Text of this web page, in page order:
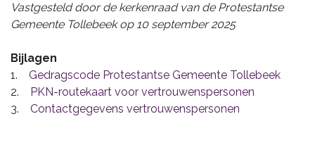
Vastgesteld door de kerkenraad van de Protestantse
Gemeente Tollebeek op 10 september 2025
Bijlagen
1. Gedragscode Protestantse Gemeente Tollebeek
2. PKN-routekaart voor vertrouwenspersonen
3. Contactgegevens vertrouwenspersonen